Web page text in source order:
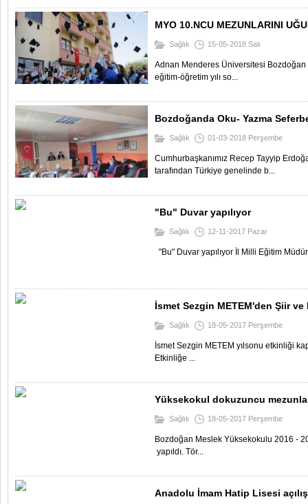
MYO 10.NCU MEZUNLARINI
Sağlık 15-05-2018 Salı
Adnan Menderes Üniversitesi
eğitim-öğretim yılı so...
Bozdoğanda Oku- Yazma
Sağlık 01-03-2018 Perşembe
Cumhurbaşkanımız Recep Tayyip
tarafından Türkiye genelinde b...
"Bu" Duvar yapılıyor
Sağlık 12-11-2017 Pazar
"Bu" Duvar yapılıyor İl Milli Eğitim
İsmet Sezgin METEM'den Şiir
Sağlık 18-05-2017 Perşembe
İsmet Sezgin METEM yılsonu etkinliği
Etkinliğe ...
Yüksekokul dokuzuncu
Sağlık 18-05-2017 Perşembe
Bozdoğan Meslek Yüksekokulu 2016 -
yapıldı. Tör...
Anadolu İmam Hatip Lisesi